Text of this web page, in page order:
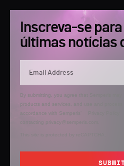
Inscreva-se
últimas notícias
By submitting, you agree that Semperis may
products and services, and use and process
accordance with Semperis’
contacting privacy@semperis.com.
This site is protected by reCAPTCHA.